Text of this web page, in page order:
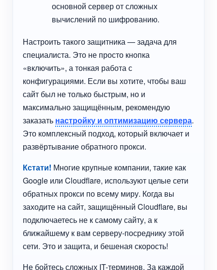
основной сервер от сложных
вычислений по шифрованию.
Настроить такого защитника — задача для
специалиста. Это не просто кнопка
«включить», а тонкая работа с
конфигурациями. Если вы хотите, чтобы ваш
сайт был не только быстрым, но и
максимально защищённым, рекомендую
заказать настройку и оптимизацию сервера.
Это комплексный подход, который включает и
развёртывание обратного прокси.
Кстати! Многие крупные компании, такие как
Google или Cloudflare, используют целые сети
обратных прокси по всему миру. Когда вы
заходите на сайт, защищённый Cloudflare, вы
подключаетесь не к самому сайту, а к
ближайшему к вам серверу-посреднику этой
сети. Это и защита, и бешеная скорость!
Не бойтесь сложных IT-терминов. За каждой